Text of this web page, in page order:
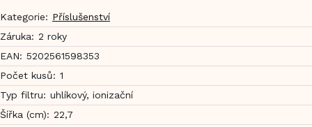
Kategorie: Příslušenství
Záruka: 2 roky
EAN: 5202561598353
Počet kusů: 1
Typ filtru: uhlíkový, ionizační
Šířka (cm): 22,7